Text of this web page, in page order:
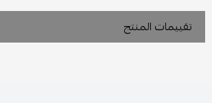
تقييمات المنتج